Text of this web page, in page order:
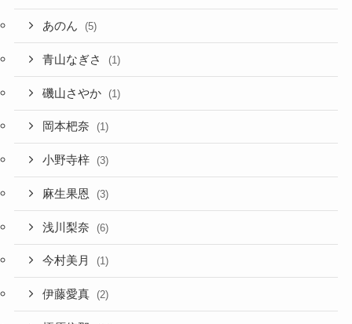
あのん (5)
青山なぎさ (1)
磯山さやか (1)
岡本杷奈 (1)
小野寺梓 (3)
麻生果恩 (3)
浅川梨奈 (6)
今村美月 (1)
伊藤愛真 (2)